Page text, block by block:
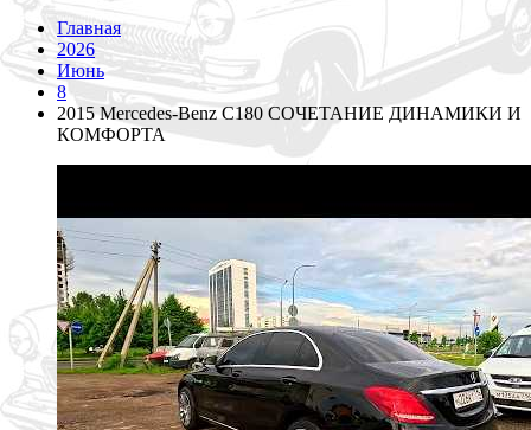
Главная
2026
Июнь
8
2015 Mercedes-Benz C180 СОЧЕТАНИЕ ДИНАМИКИ И
КОМФОРТА